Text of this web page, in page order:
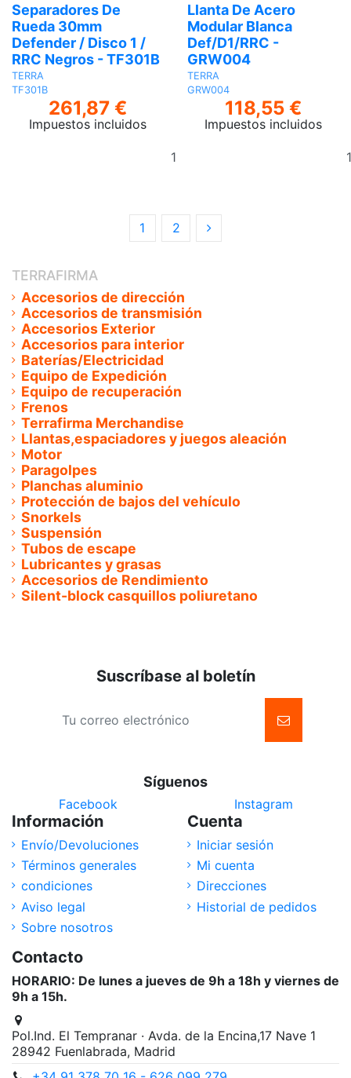
Separadores De
Rueda 30mm
Defender / Disco 1 /
RRC Negros - TF301B
TERRA
TF301B
261,87 €
Impuestos incluidos
Llanta De Acero
Modular Blanca
Def/D1/RRC -
GRW004
TERRA
GRW004
118,55 €
Impuestos incluidos
1 2
TERRAFIRMA
Accesorios de dirección
Accesorios de transmisión
Accesorios Exterior
Accesorios para interior
Baterías/Electricidad
Equipo de Expedición
Equipo de recuperación
Frenos
Terrafirma Merchandise
Llantas,espaciadores y juegos aleación
Motor
Paragolpes
Planchas aluminio
Protección de bajos del vehículo
Snorkels
Suspensión
Tubos de escape
Lubricantes y grasas
Accesorios de Rendimiento
Silent-block casquillos poliuretano
Suscríbase al boletín
Síguenos
Facebook Instagram
Información
Envío/Devoluciones
Términos generales
condiciones
Aviso legal
Sobre nosotros
Cuenta
Iniciar sesión
Mi cuenta
Direcciones
Historial de pedidos
Contacto
HORARIO: De lunes a jueves de 9h a 18h y viernes de
9h a 15h.
Pol.Ind. El Tempranar · Avda. de la Encina,17 Nave 1
28942 Fuenlabrada, Madrid